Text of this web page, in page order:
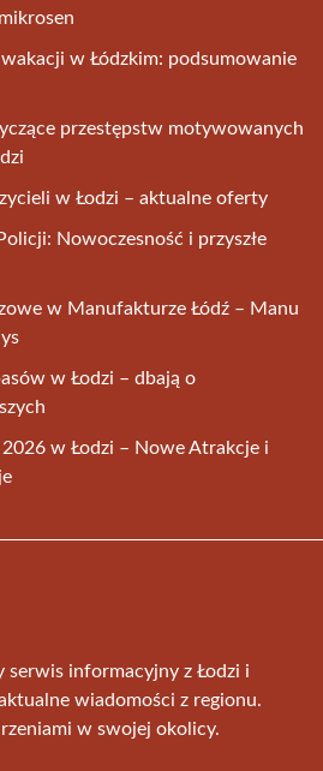
wakacji w Łódzkim: podsumowanie
przestępstw motywowanych
w Łodzi – aktualne oferty
Nowoczesność i przyszłe
w Manufakturze Łódź – Manu
w Łodzi – dbają o
w Łodzi – Nowe Atrakcje i
informacyjny z Łodzi i
wiadomości z regionu.
w swojej okolicy.